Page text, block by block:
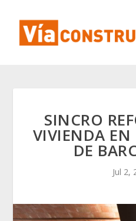
SINCRO
VIVIENDA EN
DE
Jul 2,